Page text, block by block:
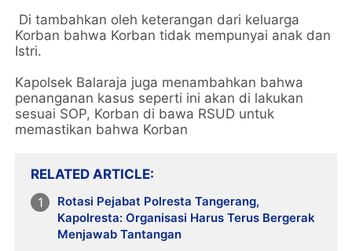
Di tambahkan oleh keterangan dari keluarga
Korban bahwa Korban tidak mempunyai anak dan
Istri.
Kapolsek Balaraja juga menambahkan bahwa
penanganan kasus seperti ini akan di lakukan
sesuai SOP, Korban di bawa RSUD untuk
memastikan bahwa Korban
RELATED ARTICLE
Rotasi Pejabat Polresta Tangerang,
Kapolresta: Organisasi Harus Terus Bergerak
Menjawab Tantangan